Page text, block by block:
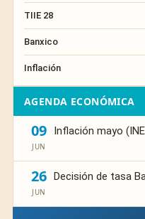
TIIE 28
Banxico
Inflación
AGENDA ECONÓMICA
09
JUN
Inflación mayo
26
JUN
Decisión de tasa